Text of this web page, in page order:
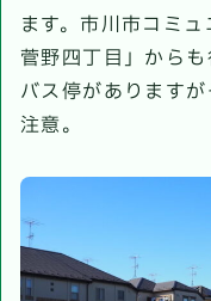
ます。市川市コミ
菅野四丁目」から
バス停があります
注意。